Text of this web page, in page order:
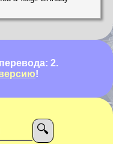
2.
!